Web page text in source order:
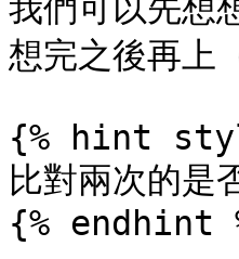
我們可以先想
想完之後再
{% hint
比對兩次的是
{% endhint